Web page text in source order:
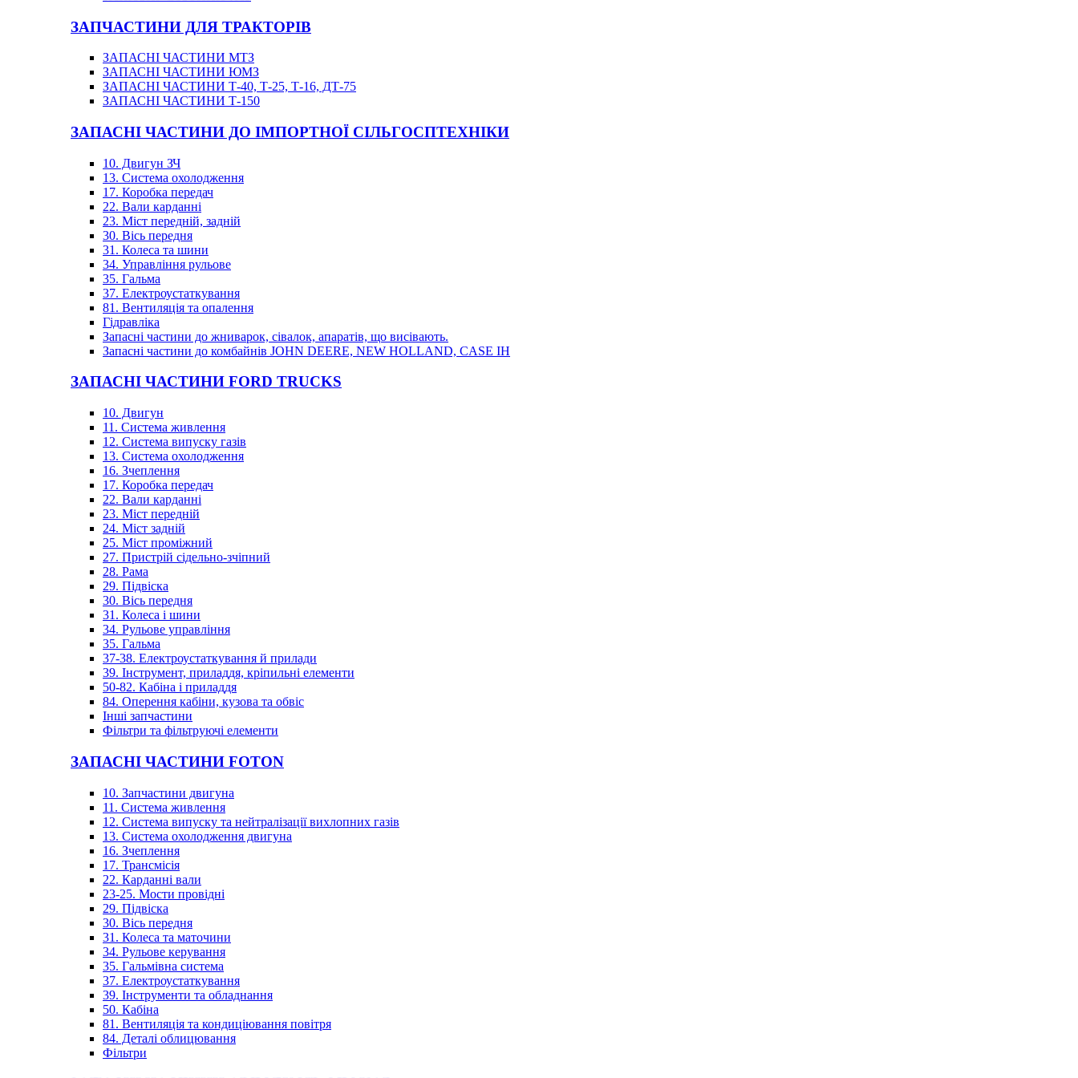
ЗАПЧАСТИНИ ДЛЯ ТРАКТОРІВ
ЗАПАСНІ ЧАСТИНИ МТЗ
ЗАПАСНІ ЧАСТИНИ ЮМЗ
ЗАПАСНІ ЧАСТИНИ Т-40, Т-25, Т-16, ДТ-75
ЗАПАСНІ ЧАСТИНИ Т-150
ЗАПАСНІ ЧАСТИНИ ДО ІМПОРТНОЇ СІЛЬГОСПТЕХНІКИ
10. Двигун ЗЧ
13. Система охолодження
17. Коробка передач
22. Вали карданні
23. Міст передній, задній
30. Вісь передня
31. Колеса та шини
34. Управління рульове
35. Гальма
37. Електроустаткування
81. Вентиляція та опалення
Гідравліка
Запасні частини до жниварок, сівалок, апаратів, що висівають.
Запасні частини до комбайнів JOHN DEERE, NEW HOLLAND, CASE IH
ЗАПАСНІ ЧАСТИНИ FORD TRUCKS
10. Двигун
11. Система живлення
12. Система випуску газів
13. Система охолодження
16. Зчеплення
17. Коробка передач
22. Вали карданні
23. Міст передній
24. Міст задній
25. Міст проміжний
27. Пристрій сідельно-зчіпний
28. Рама
29. Підвіска
30. Вісь передня
31. Колеса і шини
34. Рульове управління
35. Гальма
37-38. Електроустаткування й прилади
39. Інструмент, приладдя, кріпильні елементи
50-82. Кабіна і приладдя
84. Оперення кабіни, кузова та обвіс
Інші запчастини
Фільтри та фільтруючі елементи
ЗАПАСНІ ЧАСТИНИ FOTON
10. Запчастини двигуна
11. Система живлення
12. Система випуску та нейтралізації вихлопних газів
13. Система охолодження двигуна
16. Зчеплення
17. Трансмісія
22. Карданні вали
23-25. Мости провідні
29. Підвіска
30. Вісь передня
31. Колеса та маточини
34. Рульове керування
35. Гальмівна система
37. Електроустаткування
39. Інструменти та обладнання
50. Кабіна
81. Вентиляція та кондиціювання повітря
84. Деталі облицювання
Фільтри